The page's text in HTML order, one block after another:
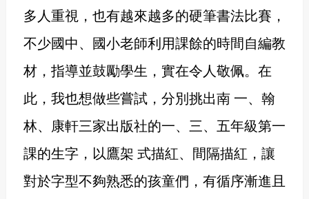
多人重視，也有越來越多的硬筆書法比賽，
不少國中、國小老師利用課餘的時間自編教
材，指導並鼓勵學生，實在令人敬佩。在
此，我也想做些嘗試，分別挑出南 一、翰
林、康軒三家出版社的一、三、五年級第一
課的生字，以鷹架 式描紅、間隔描紅，讓
對於字型不夠熟悉的孩童們，有循序漸進且